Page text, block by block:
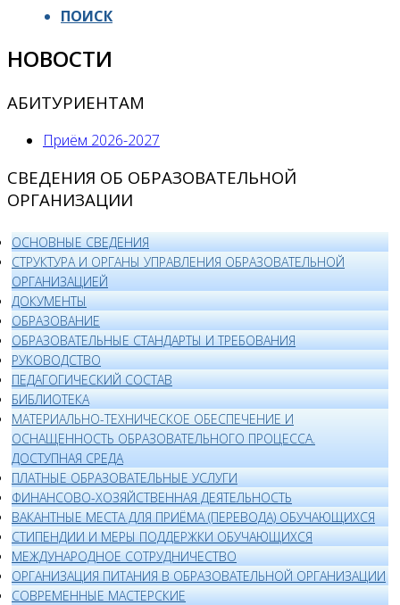
ПОИСК
НОВОСТИ
АБИТУРИЕНТАМ
Приём 2026-2027
СВЕДЕНИЯ ОБ ОБРАЗОВАТЕЛЬНОЙ
ОРГАНИЗАЦИИ
ОСНОВНЫЕ СВЕДЕНИЯ
СТРУКТУРА И ОРГАНЫ УПРАВЛЕНИЯ ОБРАЗОВАТЕЛЬНОЙ
ОРГАНИЗАЦИЕЙ
ДОКУМЕНТЫ
ОБРАЗОВАНИЕ
ОБРАЗОВАТЕЛЬНЫЕ СТАНДАРТЫ И ТРЕБОВАНИЯ
РУКОВОДСТВО
ПЕДАГОГИЧЕСКИЙ СОСТАВ
БИБЛИОТЕКА
МАТЕРИАЛЬНО-ТЕХНИЧЕСКОЕ ОБЕСПЕЧЕНИЕ И
ОСНАЩЕННОСТЬ ОБРАЗОВАТЕЛЬНОГО ПРОЦЕССА.
ДОСТУПНАЯ СРЕДА
ПЛАТНЫЕ ОБРАЗОВАТЕЛЬНЫЕ УСЛУГИ
ФИНАНСОВО-ХОЗЯЙСТВЕННАЯ ДЕЯТЕЛЬНОСТЬ
ВАКАНТНЫЕ МЕСТА ДЛЯ ПРИЁМА (ПЕРЕВОДА) ОБУЧАЮЩИХСЯ
СТИПЕНДИИ И МЕРЫ ПОДДЕРЖКИ ОБУЧАЮЩИХСЯ
МЕЖДУНАРОДНОЕ СОТРУДНИЧЕСТВО
ОРГАНИЗАЦИЯ ПИТАНИЯ В ОБРАЗОВАТЕЛЬНОЙ ОРГАНИЗАЦИИ
СОВРЕМЕННЫЕ МАСТЕРСКИЕ